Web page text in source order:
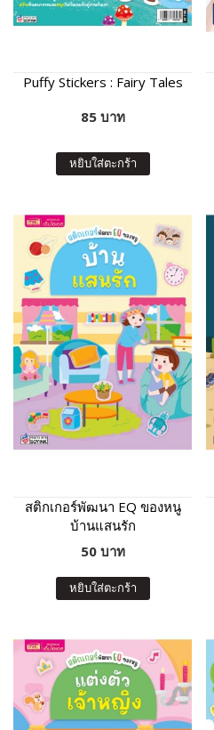
Puffy Stickers : Fairy Tales
85 บาท
หยิบใส่ตะกร้า
สติกเกอร์พัฒนา EQ ของหนู
บ้านแสนรัก
50 บาท
หยิบใส่ตะกร้า